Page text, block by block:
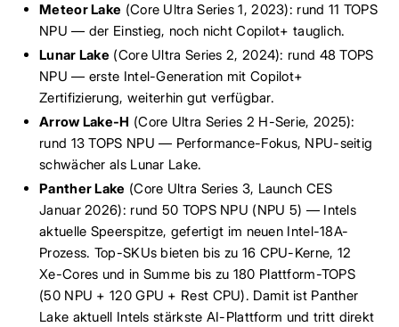
Meteor Lake (Core Ultra Series 1, 2023): rund 11 TOPS
NPU — der Einstieg, noch nicht Copilot+ tauglich.
Lunar Lake (Core Ultra Series 2, 2024): rund 48 TOPS
NPU — erste Intel-Generation mit Copilot+
Zertifizierung, weiterhin gut verfügbar.
Arrow Lake-H (Core Ultra Series 2 H-Serie, 2025):
rund 13 TOPS NPU — Performance-Fokus, NPU-seitig
schwächer als Lunar Lake.
Panther Lake (Core Ultra Series 3, Launch CES
Januar 2026): rund 50 TOPS NPU (NPU 5) — Intels
aktuelle Speerspitze, gefertigt im neuen Intel-18A-
Prozess. Top-SKUs bieten bis zu 16 CPU-Kerne, 12
Xe-Cores und in Summe bis zu 180 Plattform-TOPS
(50 NPU + 120 GPU + Rest CPU). Damit ist Panther
Lake aktuell Intels stärkste AI-Plattform und tritt direkt